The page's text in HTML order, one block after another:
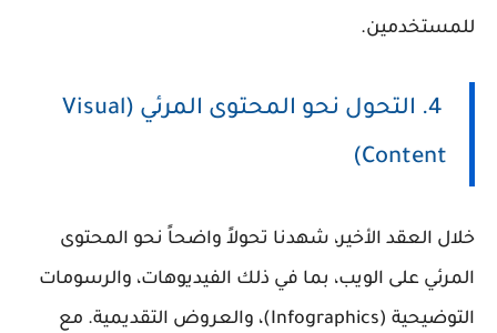
للمستخدمين.
4. التحول نحو المحتوى المرئي (Visual
Content)
خلال العقد الأخير، شهدنا تحولاً واضحاً نحو المحتوى
المرئي على الويب، بما في ذلك الفيديوهات، والرسومات
التوضيحية (Infographics)، والعروض التقديمية. مع